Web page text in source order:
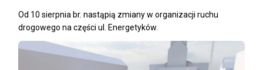
Od 10 sierpnia br. nastąpią zmiany w organizacji ruchu
drogowego na części ul. Energetyków.